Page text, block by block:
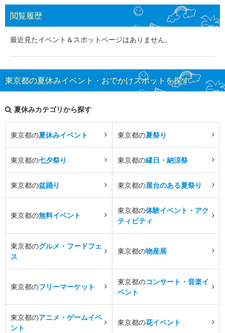
閲覧履歴
最近見たイベント＆スポットページはありません。
東京都の夏休みイベント・おでかけスポットを探す
夏休みカテゴリから探す
東京都の夏休みイベント 東京都の夏祭り
東京都の七夕祭り 東京都の縁日・納涼祭
東京都の盆踊り 東京都の屋台のある夏祭り
東京都の無料イベント
東京都の体験イベント・アク
ティビティ
東京都のグルメ・フードフェ
ス
東京都の物産展
東京都のフリーマーケット
東京都のコンサート・音楽イ
ベント
東京都のアニメ・ゲームイベ
ント
東京都の花イベント